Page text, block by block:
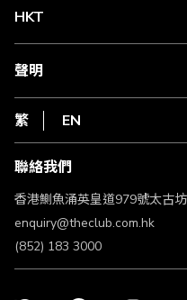
Club Shopping 商品領取站
常見問題
HKT
csl.
1010
HKT
聲明
私隱聲明
使用條款
條款及細則
不歧視及不騷擾聲明
認可牌照及通告
繁 EN
聯絡我們
香港鰂魚涌英皇道979號太古
enquiry@theclub.com.hk
(852) 183 3000